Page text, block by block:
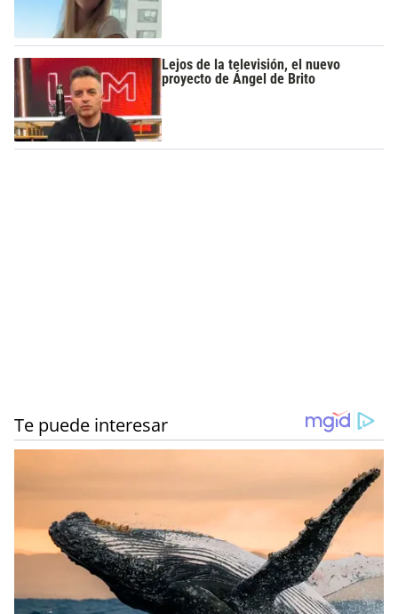
Lejos de la televisión, el nuevo
proyecto de Ángel de Brito